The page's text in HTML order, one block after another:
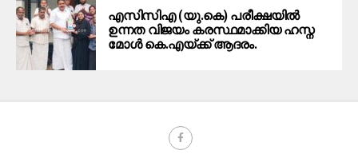
എസിസിഎ (യു.കെ) പരീക്ഷയിൽ
ഉന്നത വിജയം കരസ്ഥമാക്കിയ ഹസ്ന
മോൾ കെ.എയ്ക്ക് ആദരം.